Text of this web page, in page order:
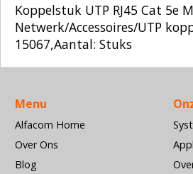
Koppelstuk UTP RJ45 Cat 5e
Netwerk/Accessoires/UTP
15067,Aantal: Stuks
Menu
Alfacom Home
Over Ons
Blog